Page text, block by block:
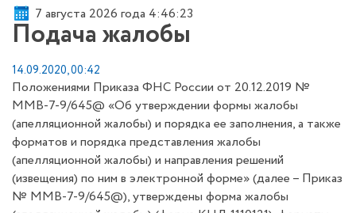
7 августа 2026 года 4:46:23
Подача жалобы
14.09.2020, 00:42
Положениями Приказа ФНС России от 20.12.2019 №
ММВ-7-9/645@ «Об утверждении формы жалобы
(апелляционной жалобы) и порядка ее заполнения, а также
форматов и порядка представления жалобы
(апелляционной жалобы) и направления решений
(извещения) по ним в электронной форме» (далее – Приказ
№ ММВ-7-9/645@), утверждены форма жалобы